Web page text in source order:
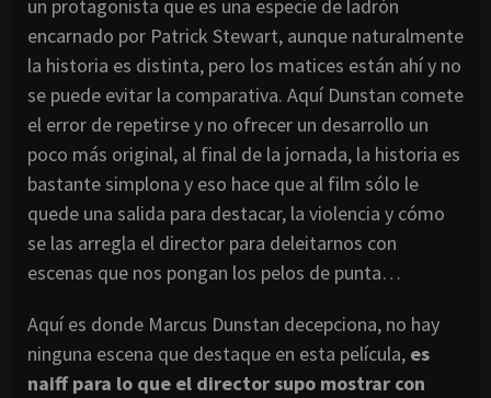
un protagonista que es una especie de ladrón
encarnado por Patrick Stewart, aunque naturalmente
la historia es distinta, pero los matices están ahí y no
se puede evitar la comparativa. Aquí Dunstan comete
el error de repetirse y no ofrecer un desarrollo un
poco más original, al final de la jornada, la historia es
bastante simplona y eso hace que al film sólo le
quede una salida para destacar, la violencia y cómo
se las arregla el director para deleitarnos con
escenas que nos pongan los pelos de punta…
Aquí es donde Marcus Dunstan decepciona, no hay
ninguna escena que destaque en esta película, es
naiff para lo que el director supo mostrar con